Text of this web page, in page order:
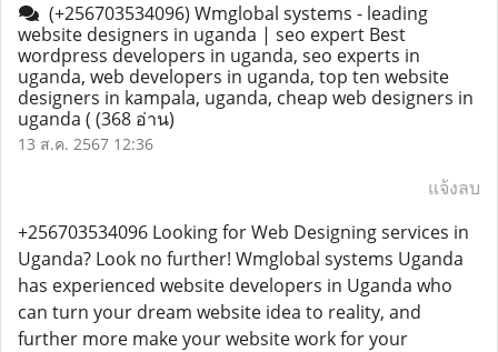
(+256703534096) Wmglobal systems - leading
website designers in uganda | seo expert Best
wordpress developers in uganda, seo experts in
uganda, web developers in uganda, top ten website
designers in kampala, uganda, cheap web designers in
uganda ( (368 อ่าน)
13 ส.ค. 2567 12:36
แจ้งลบ
+256703534096 Looking for Web Designing services in
Uganda? Look no further! Wmglobal systems Uganda
has experienced website developers in Uganda who
can turn your dream website idea to reality, and
further more make your website work for your